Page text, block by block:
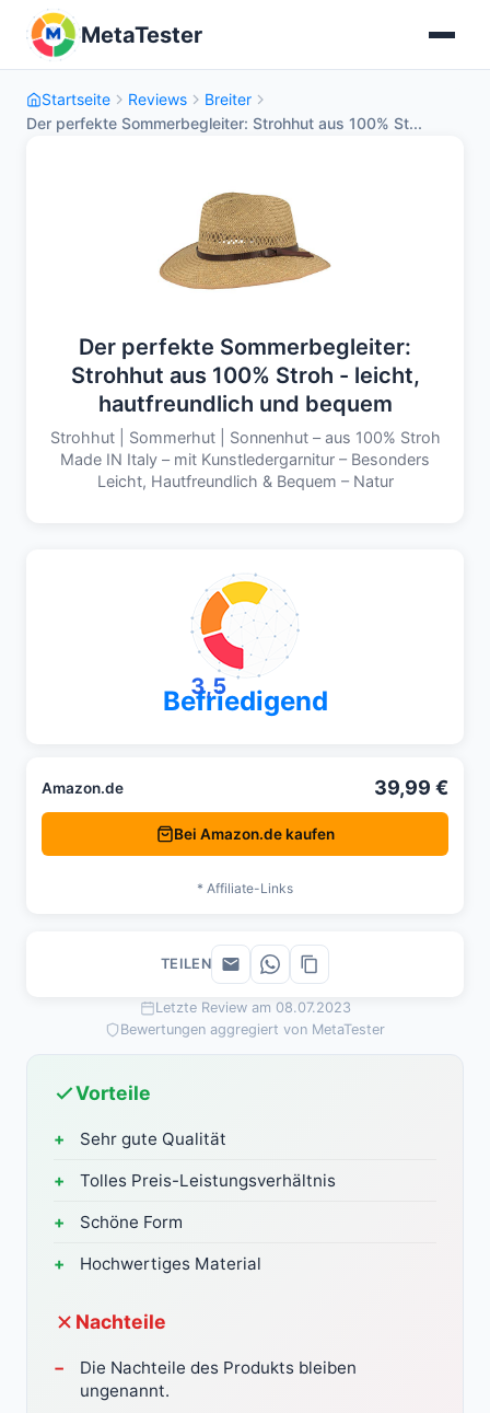
MetaTester
Startseite Reviews
Breiter
Der perfekte Sommerbegleiter: Strohhut aus 100% St...
Der perfekte Sommerbegleiter:
Strohhut aus 100% Stroh - leicht,
hautfreundlich und bequem
Strohhut | Sommerhut | Sonnenhut – aus 100% Stroh
Made IN Italy – mit Kunstledergarnitur – Besonders
Leicht, Hautfreundlich & Bequem – Natur
Letzte Review am 08.07.2023
Bewertungen aggregiert von MetaTester
Vorteile
Sehr gute Qualität
Tolles Preis-Leistungsverhältnis
Schöne Form
Hochwertiges Material
Nachteile
Die Nachteile des Produkts bleiben
ungenannt.
3,5
Befriedigend
Amazon.de 39,99 €
Bei Amazon.de kaufen
* Affiliate-Links
TEILEN